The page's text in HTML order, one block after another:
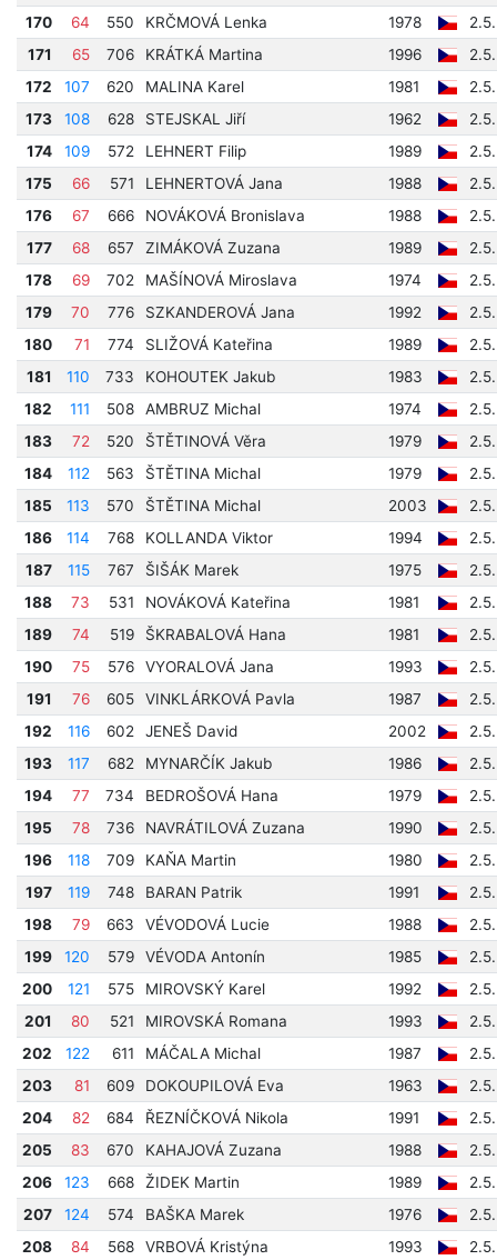
170
64 550 KRČMOVÁ Lenka 1978
171
65 706 KRÁTKÁ Martina 1996
172
107 620 MALINA Karel 1981
173
108 628 STEJSKAL Jiří 1962
174
109 572 LEHNERT Filip 1989
175
66 571 LEHNERTOVÁ Jana 1988
176
67 666 NOVÁKOVÁ Bronislava 1988
177
68 657 ZIMÁKOVÁ Zuzana 1989
178
69 702 MAŠÍNOVÁ Miroslava 1974
179
70 776 SZKANDEROVÁ Jana 1992
180
71 774 SLIŽOVÁ Kateřina 1989
181
110 733 KOHOUTEK Jakub 1983
182
111 508 AMBRUZ Michal 1974
183
72 520 ŠTĚTINOVÁ Věra 1979
184
112 563 ŠTĚTINA Michal 1979
185
113 570 ŠTĚTINA Michal 2003
186
114 768 KOLLANDA Viktor 1994
187
115 767 ŠIŠÁK Marek 1975
188
73 531 NOVÁKOVÁ Kateřina 1981
189
74 519 ŠKRABALOVÁ Hana 1981
190
75 576 VYORALOVÁ Jana 1993
191
76 605 VINKLÁRKOVÁ Pavla 1987
192
116 602 JENEŠ David 2002
193
117 682 MYNARČÍK Jakub 1986
194
77 734 BEDROŠOVÁ Hana 1979
195
78 736 NAVRÁTILOVÁ Zuzana 1990
196
118 709 KAŇA Martin 1980
197
119 748 BARAN Patrik 1991
198
79 663 VÉVODOVÁ Lucie 1988
199
120 579 VÉVODA Antonín 1985
200
121 575 MIROVSKÝ Karel 1992
201
80 521 MIROVSKÁ Romana 1993
202
122 611 MÁČALA Michal 1987
203
81 609 DOKOUPILOVÁ Eva 1963
204
82 684 ŘEZNÍČKOVÁ Nikola 1991
205
83 670 KAHAJOVÁ Zuzana 1988
206
123 668 ŽIDEK Martin 1989
207
124 574 BAŠKA Marek 1976
208
84 568 VRBOVÁ Kristýna 1993